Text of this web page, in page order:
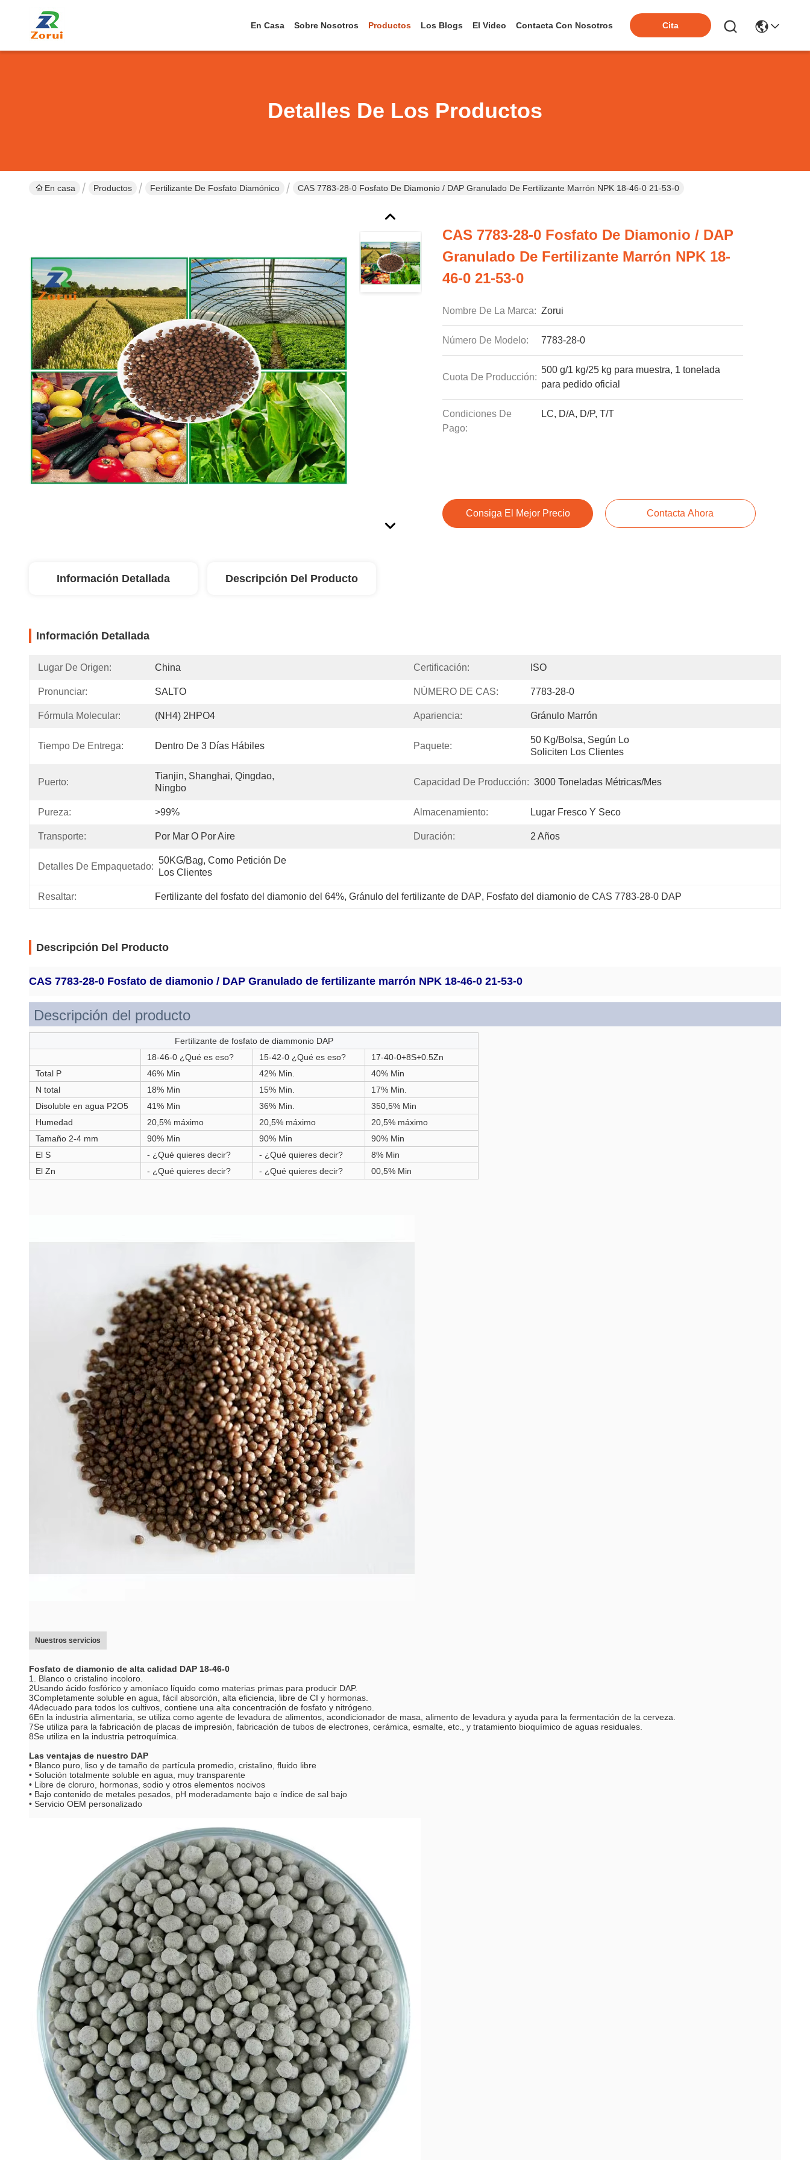
En Casa Sobre Nosotros Productos Los Blogs El Video Contacta Con Nosotros Cita
Detalles De Los Productos
En casa Productos Fertilizante De Fosfato Diamónico CAS 7783-28-0 Fosfato De Diamonio / DAP Granulado De Fertilizante Marrón NPK 18-46-0 21-53-0
CAS 7783-28-0 Fosfato De Diamonio / DAP
Granulado De Fertilizante Marrón NPK 18-
46-0 21-53-0
Nombre De La Marca: Zorui
Número De Modelo: 7783-28-0
Cuota De Producción:
500 g/1 kg/25 kg para muestra, 1 tonelada
para pedido oficial
Condiciones De
Pago:
LC, D/A, D/P, T/T
Consiga El Mejor Precio Contacta Ahora
Información Detallada Descripción Del Producto
Información Detallada
Lugar De Origen: China Certificación: ISO
Pronunciar: SALTO NÚMERO DE CAS: 7783-28-0
Fórmula Molecular: (NH4) 2HPO4 Apariencia: Gránulo Marrón
Tiempo De Entrega: Dentro De 3 Días Hábiles Paquete:
50 Kg/bolsa, Según Lo
Soliciten Los Clientes
Puerto:
Tianjin, Shanghai, Qingdao,
Ningbo
Capacidad De Producción: 3000 Toneladas Métricas/mes
Pureza: >99% Almacenamiento: Lugar Fresco Y Seco
Transporte: Por Mar O Por Aire Duración: 2 Años
Detalles De Empaquetado:
50KG/bag, Como Petición De
Los Clientes
Resaltar: Fertilizante del fosfato del diamonio del 64%, Gránulo del fertilizante de DAP, Fosfato del diamonio de CAS 7783-28-0 DAP
Descripción Del Producto
CAS 7783-28-0 Fosfato de diamonio / DAP Granulado de fertilizante marrón NPK 18-46-0 21-53-0
Descripción del producto
Fertilizante de fosfato de diammonio DAP
18-46-0 ¿Qué es eso?
15-42-0 ¿Qué es eso?
17-40-0+8S+0.5Zn
Total P
46% Min 42% Min.
40% Min
N total
18% Min 15% Min.
17% Min.
Disoluble en agua P2O5
41% Min 36% Min.
350,5% Min
Humedad
20,5% máximo 20,5% máximo
20,5% máximo
Tamaño 2-4 mm
90% Min 90% Min
90% Min
El S
- ¿Qué quieres decir? - ¿Qué quieres decir?
8% Min
El Zn
- ¿Qué quieres decir? - ¿Qué quieres decir? 00,5% Min
Nuestros servicios
Fosfato de diamonio de alta calidad DAP 18-46-0
1. Blanco o cristalino incoloro.
2Usando ácido fosfórico y amoníaco líquido como materias primas para producir DAP.
3Completamente soluble en agua, fácil absorción, alta eficiencia, libre de CI y hormonas.
4Adecuado para todos los cultivos, contiene una alta concentración de fosfato y nitrógeno.
6En la industria alimentaria, se utiliza como agente de levadura de alimentos, acondicionador de masa, alimento de levadura y ayuda para la fermentación de la cerveza.
7Se utiliza para la fabricación de placas de impresión, fabricación de tubos de electrones, cerámica, esmalte, etc., y tratamiento bioquímico de aguas residuales.
8Se utiliza en la industria petroquímica.
Las ventajas de nuestro DAP
• Blanco puro, liso y de tamaño de partícula promedio, cristalino, fluido libre
• Solución totalmente soluble en agua, muy transparente
• Libre de cloruro, hormonas, sodio y otros elementos nocivos
• Bajo contenido de metales pesados, pH moderadamente bajo e índice de sal bajo
• Servicio OEM personalizado